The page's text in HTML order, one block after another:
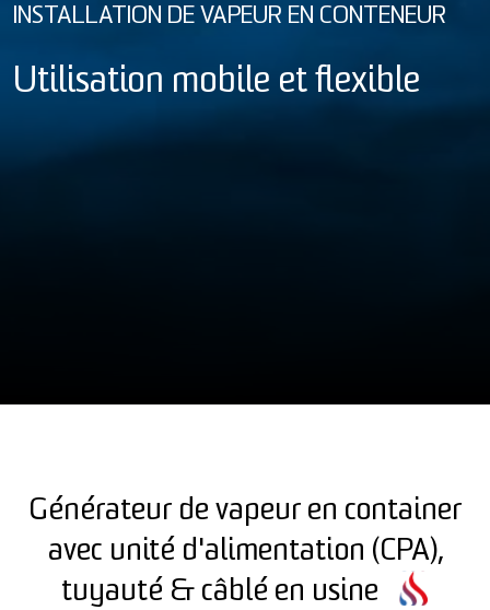
INSTALLATION DE VAPEUR EN CONTENEUR
Utilisation mobile et flexible
Générateur de vapeur en container
avec unité d'alimentation (CPA),
tuyauté & câblé en usine